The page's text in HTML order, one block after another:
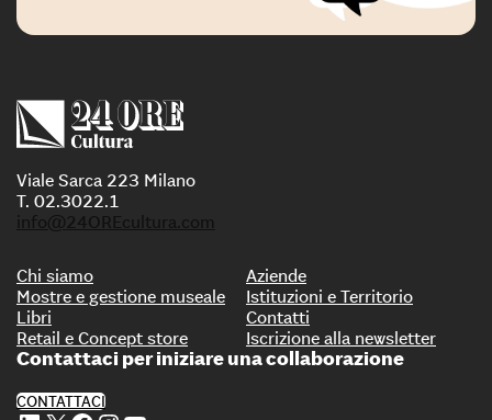
Viale Sarca 223 Milano
T. 02.3022.1
info@24OREcultura.com
Chi siamo
Mostre e gestione museale
Libri
Retail e Concept store
Aziende
Istituzioni e Territorio
Contatti
Iscrizione alla newsletter
Contattaci per iniziare una collaborazione
CONTATTACI